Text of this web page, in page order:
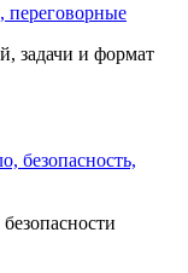
переговорные
задачи и формат
безопасность,